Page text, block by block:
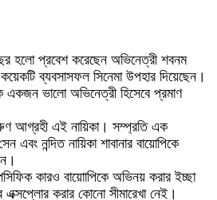
হলো প্রবেশ করেছেন অভিনেত্রী শবনম
ব্যবসাসফল সিনেমা উপহার দিয়েছেন।
একজন ভালো অভিনেত্রী হিসেবে প্রমাণ
আগ্রহী এই নায়িকা। সম্প্রতি এক
এবং নন্দিত নায়িকা শাবানার বায়োপিকে
কারও বায়োাপিকে অভিনয় করার ইচ্ছা
এক্সপ্লোর করার কোনো সীমারেখা নেই।